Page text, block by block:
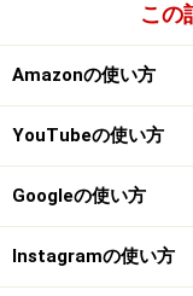
盗難された場合は
消しておくのがお
○docomo: 0120-
コモ)
この
Amazonの使い方
YouTubeの使い方
Googleの使い方
Instagramの使い方